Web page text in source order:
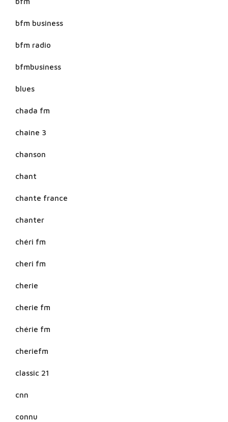
bfm business
bfm radio
bfmbusiness
blues
chada fm
chaine 3
chanson
chant
chante france
chanter
chéri fm
cheri fm
cherie
cherie fm
chérie fm
cheriefm
classic 21
cnn
connu